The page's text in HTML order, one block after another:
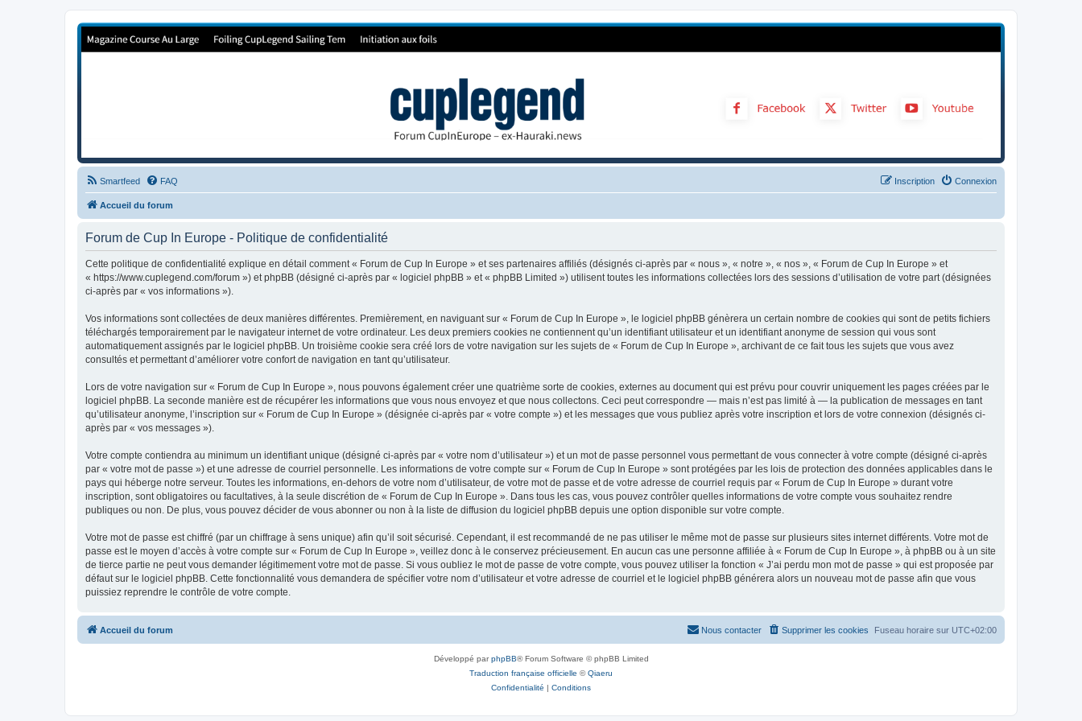
Forum de Cup In Europe
Smartfeed FAQ Connexion
Inscription
Accueil du forum
Forum de Cup In Europe - Politique de confidentialité
Cette politique de confidentialité explique en détail comment « Forum de Cup In Europe » et ses partenaires affiliés (désignés ci-après par « nous », « notre », « nos », « Forum de Cup In Europe » et
« https://www.cuplegend.com/forum ») et phpBB (désigné ci-après par « logiciel phpBB » et « phpBB Limited ») utilisent toutes les informations collectées lors des sessions d’utilisation de votre part (désignées
ci-après par « vos informations »).
Vos informations sont collectées de deux manières différentes. Premièrement, en naviguant sur « Forum de Cup In Europe », le logiciel phpBB génèrera un certain nombre de cookies qui sont de petits fichiers
téléchargés temporairement par le navigateur internet de votre ordinateur. Les deux premiers cookies ne contiennent qu’un identifiant utilisateur et un identifiant anonyme de session qui vous sont
automatiquement assignés par le logiciel phpBB. Un troisième cookie sera créé lors de votre navigation sur les sujets de « Forum de Cup In Europe », archivant de ce fait tous les sujets que vous avez
consultés et permettant d’améliorer votre confort de navigation en tant qu’utilisateur.
Lors de votre navigation sur « Forum de Cup In Europe », nous pouvons également créer une quatrième sorte de cookies, externes au document qui est prévu pour couvrir uniquement les pages créées par le
logiciel phpBB. La seconde manière est de récupérer les informations que vous nous envoyez et que nous collectons. Ceci peut correspondre — mais n’est pas limité à — la publication de messages en tant
qu’utilisateur anonyme, l’inscription sur « Forum de Cup In Europe » (désignée ci-après par « votre compte ») et les messages que vous publiez après votre inscription et lors de votre connexion (désignés ci-
après par « vos messages »).
Votre compte contiendra au minimum un identifiant unique (désigné ci-après par « votre nom d’utilisateur ») et un mot de passe personnel vous permettant de vous connecter à votre compte (désigné ci-après
par « votre mot de passe ») et une adresse de courriel personnelle. Les informations de votre compte sur « Forum de Cup In Europe » sont protégées par les lois de protection des données applicables dans le
pays qui héberge notre serveur. Toutes les informations, en-dehors de votre nom d’utilisateur, de votre mot de passe et de votre adresse de courriel requis par « Forum de Cup In Europe » durant votre
inscription, sont obligatoires ou facultatives, à la seule discrétion de « Forum de Cup In Europe ». Dans tous les cas, vous pouvez contrôler quelles informations de votre compte vous souhaitez rendre
publiques ou non. De plus, vous pouvez décider de vous abonner ou non à la liste de diffusion du logiciel phpBB depuis une option disponible sur votre compte.
Votre mot de passe est chiffré (par un chiffrage à sens unique) afin qu’il soit sécurisé. Cependant, il est recommandé de ne pas utiliser le même mot de passe sur plusieurs sites internet différents. Votre mot de
passe est le moyen d’accès à votre compte sur « Forum de Cup In Europe », veillez donc à le conservez précieusement. En aucun cas une personne affiliée à « Forum de Cup In Europe », à phpBB ou à un site
de tierce partie ne peut vous demander légitimement votre mot de passe. Si vous oubliez le mot de passe de votre compte, vous pouvez utiliser la fonction « J’ai perdu mon mot de passe » qui est proposée par
défaut sur le logiciel phpBB. Cette fonctionnalité vous demandera de spécifier votre nom d’utilisateur et votre adresse de courriel et le logiciel phpBB générera alors un nouveau mot de passe afin que vous
puissiez reprendre le contrôle de votre compte.
Accueil du forum Fuseau horaire sur UTC+02:00
Supprimer les cookies
Nous contacter
Développé parphpBB® Forum Software © phpBB Limited
Traduction française officielle ©Qiaeru
Confidentialité | Conditions